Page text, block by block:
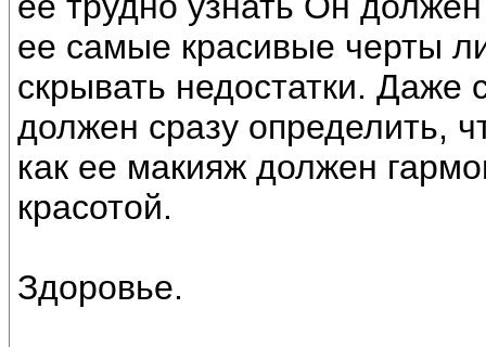
ее самые красивые черты
скрывать недостатки.
должен сразу определить,
как ее макияж должен
красотой.
Здоровье.